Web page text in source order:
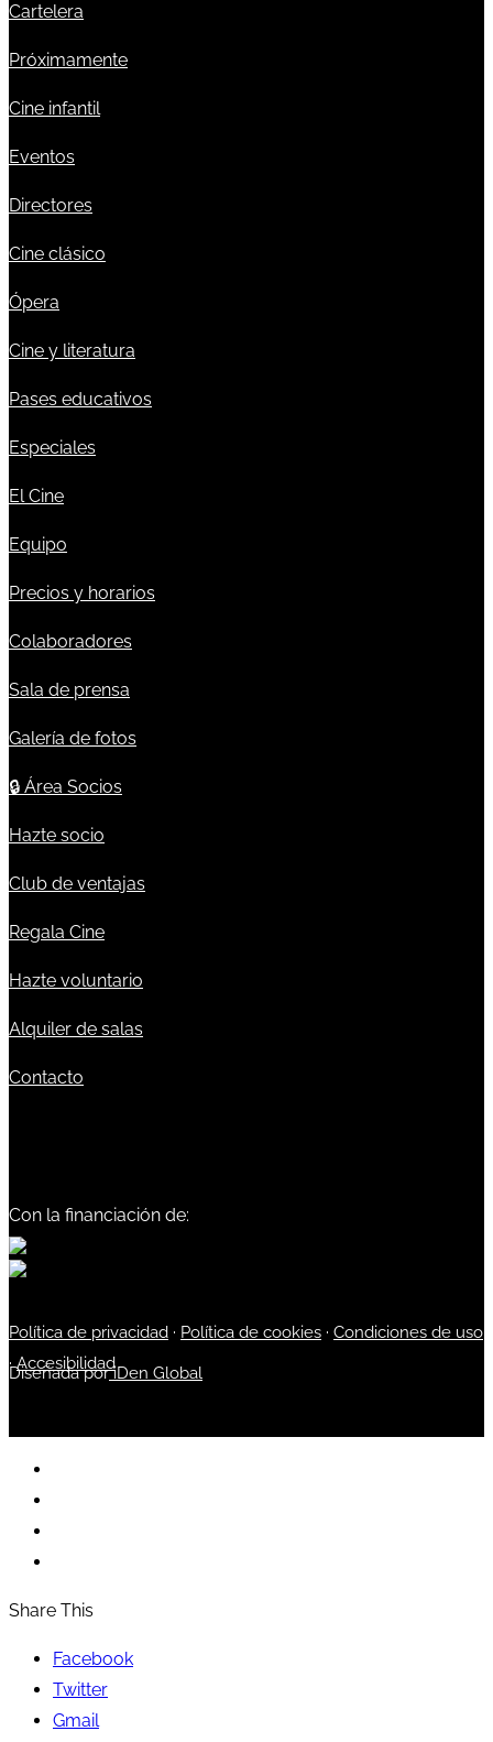
Cartelera
Próximamente
Cine infantil
Eventos
Directores
Cine clásico
Ópera
Cine y literatura
Pases educativos
Especiales
El Cine
Equipo
Precios y horarios
Colaboradores
Sala de prensa
Galería de fotos
🔒 Área Socios
Hazte socio
Club de ventajas
Regala Cine
Hazte voluntario
Alquiler de salas
Contacto
Con la financiación de:
Política de privacidad · Política de cookies · Condiciones de uso
·Accesibilidad
Diseñada poriDen Global
Share This
Facebook
Twitter
Gmail